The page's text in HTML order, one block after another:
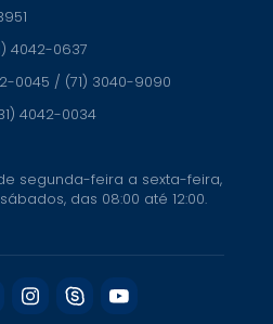
4042-0637
0045 / (71) 3040-9090
4042-0034
segunda-feira a sexta-feira,
das 08:00 até 12:00.